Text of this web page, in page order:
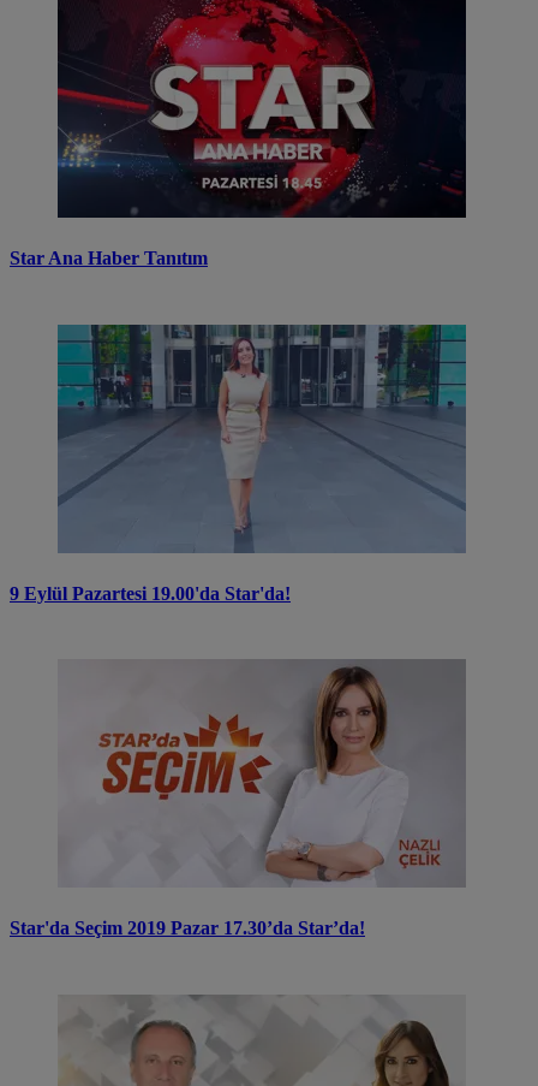
Star Ana Haber Tanıtım
9 Eylül Pazartesi 19.00'da Star'da!
Star'da Seçim 2019 Pazar 17.30’da Star’da!